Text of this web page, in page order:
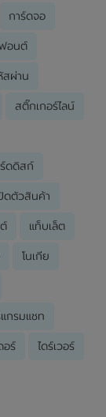
การ์ดจอ
ฟอนต์
สผ่าน
สติ๊กเกอร์ไลน์
ดดิสก์
ดตัวสินค้า
แท็บเล็ต
โนเกีย
แกรมแชท
อร์ ไดร์เวอร์